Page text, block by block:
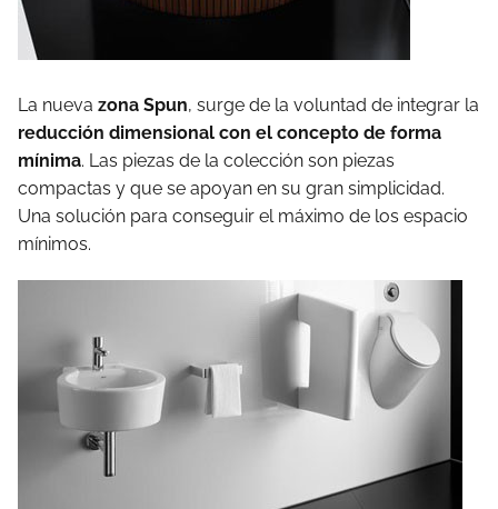
La nueva zona Spun, surge de la voluntad de integrar la
reducción dimensional con el concepto de forma
mínima. Las piezas de la colección son piezas
compactas y que se apoyan en su gran simplicidad.
Una solución para conseguir el máximo de los espacio
mínimos.